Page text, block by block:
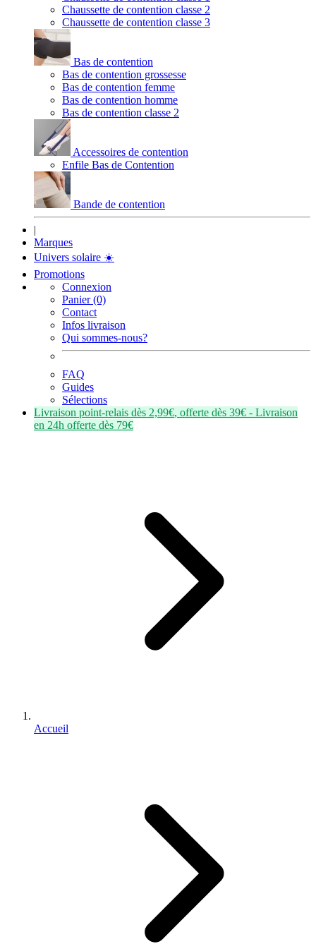
Chaussette de contention classe 2
Chaussette de contention classe 3
Bas de contention
Bas de contention grossesse
Bas de contention femme
Bas de contention homme
Bas de contention classe 2
Accessoires de contention
Enfile Bas de Contention
Bande de contention
|
Marques
Univers solaire ☀️
Promotions
Connexion
Panier (0)
Contact
Infos livraison
Qui sommes-nous?
FAQ
Guides
Sélections
Livraison point-relais dès 2,99€, offerte dès 39€ - Livraison
en 24h offerte dès 79€
Accueil